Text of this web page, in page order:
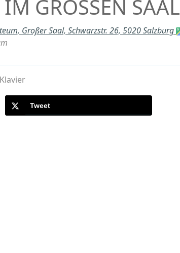
GROSSEN SAAL
Großer Saal, Schwarzstr. 26, 5020 Salzburg
Tweet